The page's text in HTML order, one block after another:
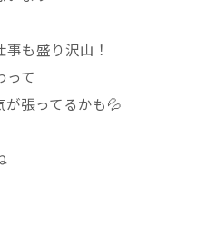
も盛り沢山！
って
張ってるかも💦